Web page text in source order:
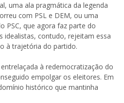
uma ala pragmática da legenda
com PSL e DEM, ou uma
PSC, que agora faz parte do
idealistas, contudo, rejeitam essa
à trajetória do partido.
à redemocratização do
empolgar os eleitores. Em
histórico que mantinha